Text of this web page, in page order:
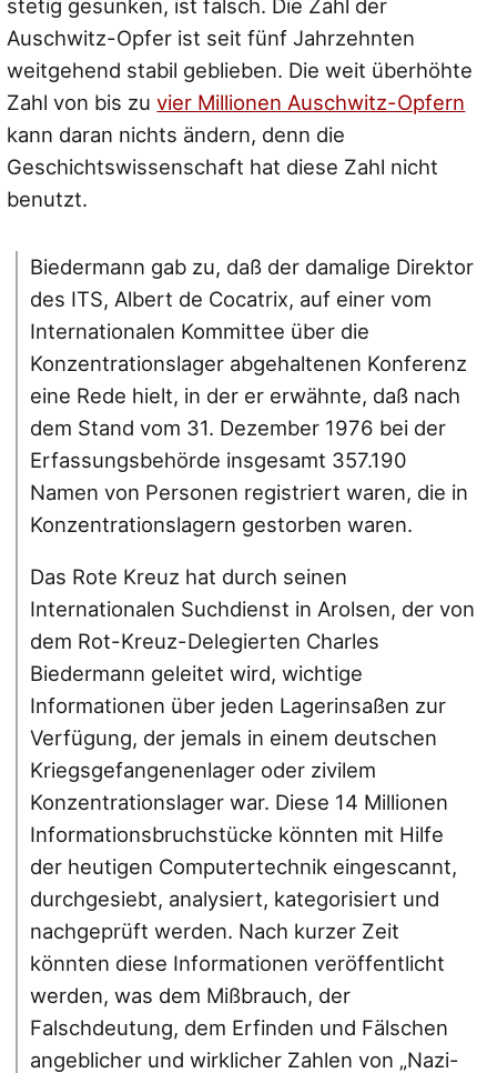
stetig gesunken, ist falsch. Die Zahl der
Auschwitz-Opfer ist seit fünf Jahrzehnten
weitgehend stabil geblieben. Die weit überhöhte
Zahl von bis zuvier Millionen Auschwitz-Opfern
kann daran nichts ändern, denn die
Geschichtswissenschaft hat diese Zahl nicht
benutzt.
Biedermann gab zu, daß der damalige Direktor
des ITS, Albert de Cocatrix, auf einer vom
Internationalen Kommittee über die
Konzentrationslager abgehaltenen Konferenz
eine Rede hielt, in der er erwähnte, daß nach
dem Stand vom 31. Dezember 1976 bei der
Erfassungsbehörde insgesamt 357.190
Namen von Personen registriert waren, die in
Konzentrationslagern gestorben waren.
Das Rote Kreuz hat durch seinen
Internationalen Suchdienst in Arolsen, der von
dem Rot-Kreuz-Delegierten Charles
Biedermann geleitet wird, wichtige
Informationen über jeden Lagerinsaßen zur
Verfügung, der jemals in einem deutschen
Kriegsgefangenenlager oder zivilem
Konzentrationslager war. Diese 14 Millionen
Informationsbruchstücke könnten mit Hilfe
der heutigen Computertechnik eingescannt,
durchgesiebt, analysiert, kategorisiert und
nachgeprüft werden. Nach kurzer Zeit
könnten diese Informationen veröffentlicht
werden, was dem Mißbrauch, der
Falschdeutung, dem Erfinden und Fälschen
angeblicher und wirklicher Zahlen von „Nazi-